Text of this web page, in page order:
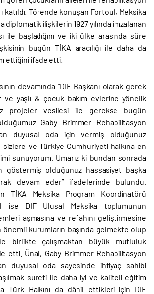
katıldı. Törende konuşan Fortoul, Meksika
diplomatik ilişkilerin 1927 yılında imzalanan
ile başladığını ve iki ülke arasında süre
bugün TİKA aracılığı ile daha da
ettiğini ifade etti.
devamında “DIF Başkanı olarak gerek
ve yaşlı & çocuk bakım evlerine yönelik
projeler vesilesi ile gerekse bugün
olduğumuz Gaby Brimmer Rehabilitasyon
duyusal oda için vermiş olduğunuz
sizlere ve Türkiye Cumhuriyeti halkına en
sunuyorum. Umarız ki bundan sonrada
göstermiş olduğunuz hassasiyet başka
devam eder” ifadelerinde bulundu.
TİKA Meksika Program Koordinatörü
ise DIF Ulusal Meksika toplumunun
aşmasına ve refahını geliştirmesine
önemli kurumların başında gelmekte olup
birlikte çalışmaktan büyük mutluluk
etti. Ünal, Gaby Brimmer Rehabilitasyon
duyusal oda sayesinde ihtiyaç sahibi
sureti ile daha iyi ve kaliteli eğitim
Türk Halkını da dâhil ettikleri için DIF